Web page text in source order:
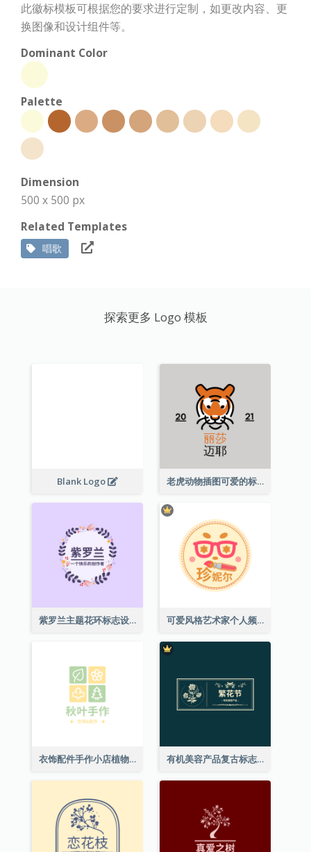
此徽标模板可根据您的要求进行定制，如更改内容、更
换图像和设计组件等。
Dominant Color
Palette
Dimension
500 x 500 px
Related Templates
唱歌
探索更多 Logo 模板
Blank Logo 老虎动物插图可爱的标志
紫罗兰主题花环标志设计 可爱风格艺术家个人频道标志
衣饰配件手作小店植物主题标志设计 有机美容产品复古标志